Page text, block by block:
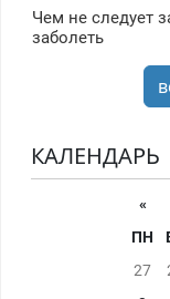
Чем не следует
заболеть
КАЛЕНДАРЬ
«
ПН
27